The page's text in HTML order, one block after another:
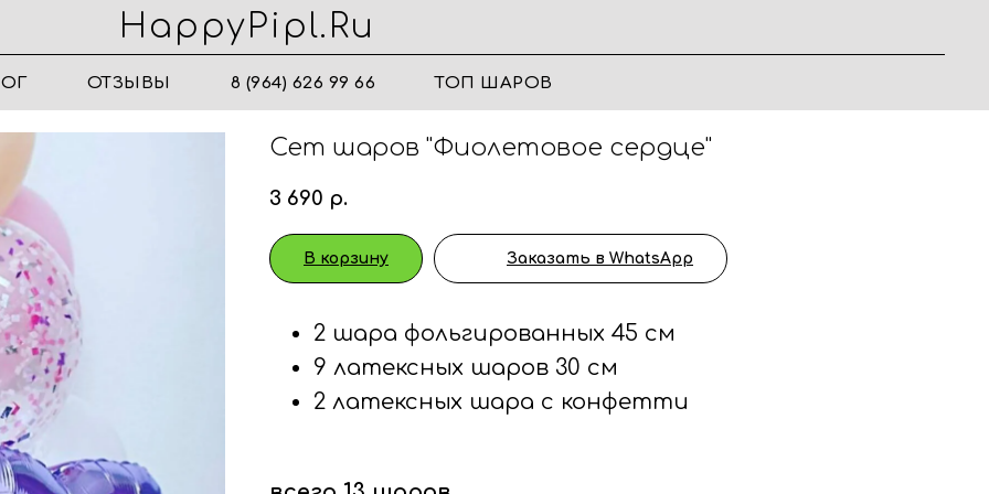
HappyPipl.ru
ОТЗЫВЫ 8 (964) 626 99 66 ТОП ШАРОВ
Сет шаров "Фиолетовое сердце"
3 690 р.
В корзину Заказать в WhatsApp
2 шара фольгированных 45 см
9 латексных шаров 30 см
2 латексных шара с конфетти